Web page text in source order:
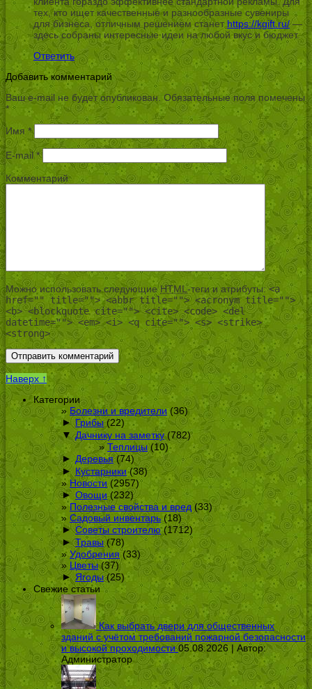
тех, кто ищет качественные и разнообразные сувениры
для бизнеса, отличным решением станет https://kgift.ru/—
здесь собраны интересные идеи на любой вкус и бюджет.
Ответить
Добавить комментарий
Ваш e-mail не будет опубликован. Обязательные поля помечены
*
Имя *
E-mail*
Комментарий
Можно использовать следующиеHTML-теги и атрибуты:<a
href="" title=""> <abbr title=""> <acronym title="">
<b> <blockquote cite=""> <cite> <code> <del
datetime=""> <em> <i> <q cite=""> <s> <strike>
<strong>
Наверх ↑
Категории
Болезни и вредители(36)
► Грибы(22)
▼ Дачнику на заметку(782)
Теплицы(10)
► Деревья(74)
► Кустарники(38)
Новости(2957)
► Овощи(232)
Полезные свойства и вред(33)
Садовый инвентарь (18)
► Советы строителю(1712)
► Травы(78)
Удобрения(33)
Цветы(37)
► Ягоды(25)
Свежие статьи
Как выбрать двери для общественных
зданий с учётом требований пожарной безопасности
и высокой проходимости 05.08.2026 | Автор:
Администратор